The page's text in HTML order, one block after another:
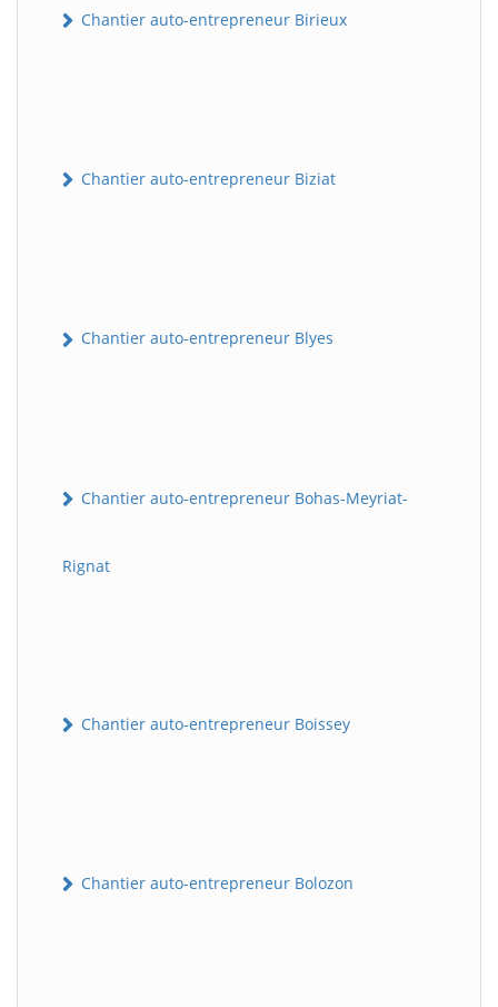
Chantier auto-entrepreneur Birieux
Chantier auto-entrepreneur Biziat
Chantier auto-entrepreneur Blyes
Chantier auto-entrepreneur Bohas-Meyriat-
Rignat
Chantier auto-entrepreneur Boissey
Chantier auto-entrepreneur Bolozon